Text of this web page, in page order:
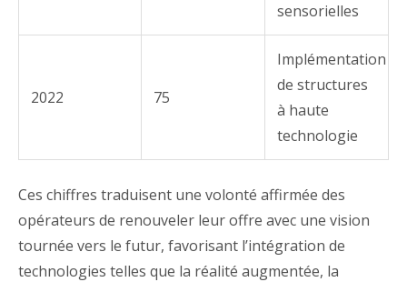
sensorielles
2022 75
Implémentation
de structures
à haute
technologie
Ces chiffres traduisent une volonté affirmée des
opérateurs de renouveler leur offre avec une vision
tournée vers le futur, favorisant l’intégration de
technologies telles que la réalité augmentée, la